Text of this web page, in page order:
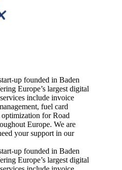
up founded in Baden
Europe’s largest digital
include invoice
fuel card
for Road
Europe. We are
your support in our
up founded in Baden
Europe’s largest digital